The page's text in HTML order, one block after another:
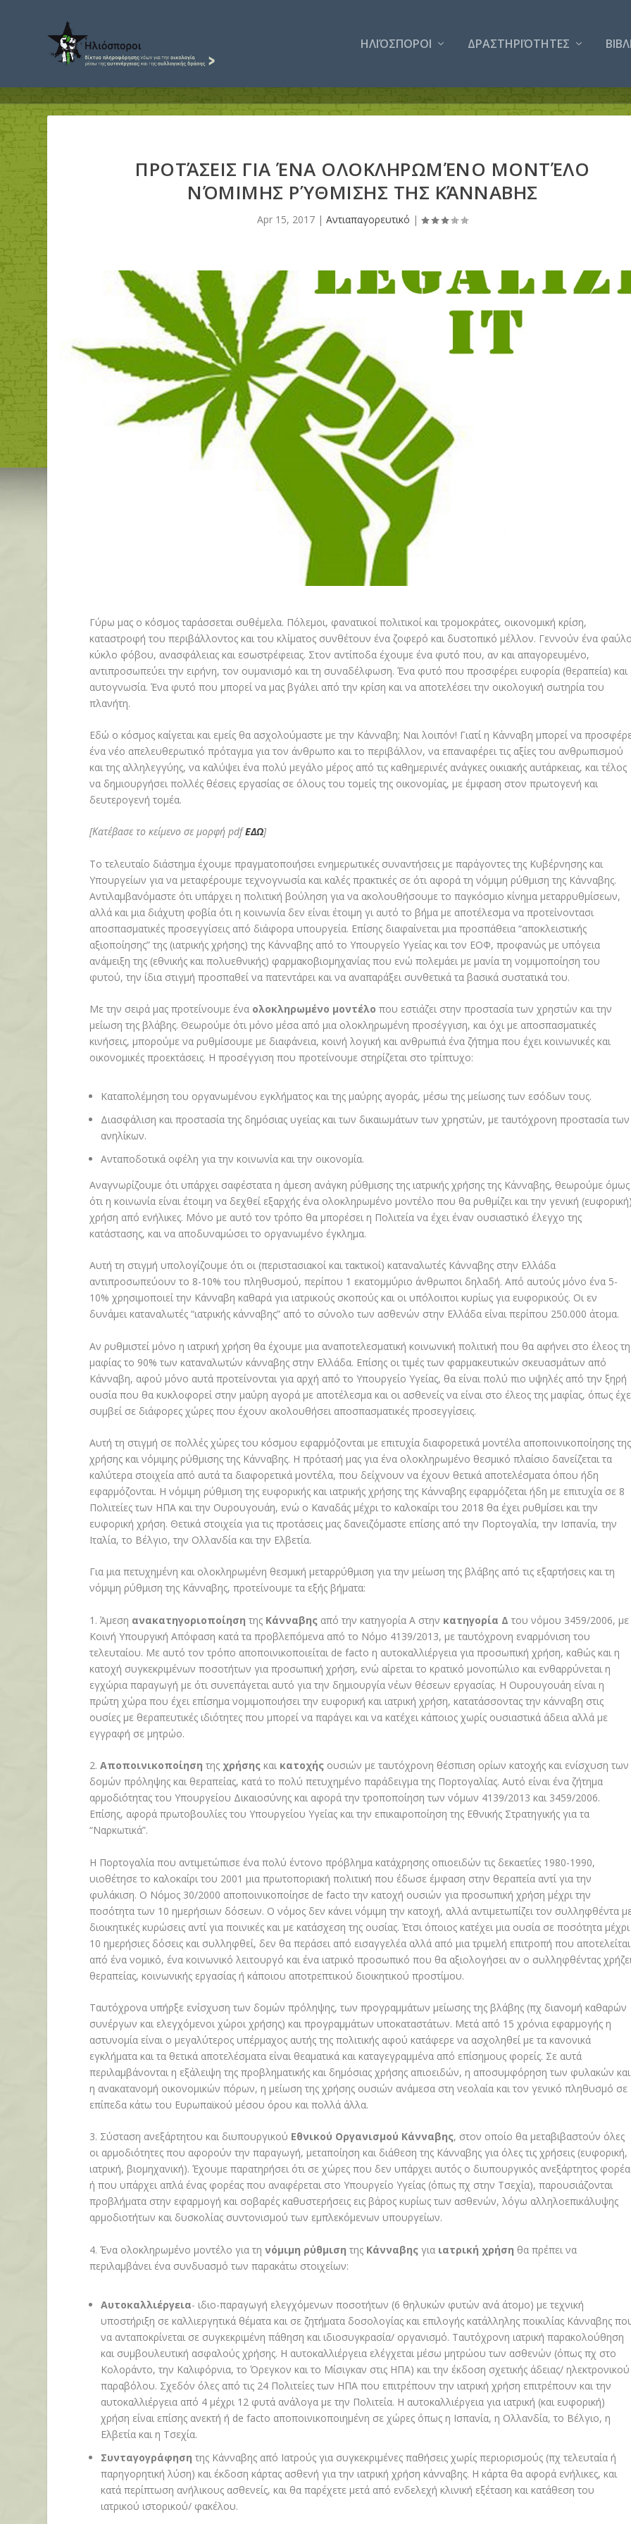
ΗΛΙΌΣΠΟΡΟΙ ΔΡΑΣΤΗΡΙΌΤΗΤΕΣ
ΠΡΟΤΆΣΕΙΣ ΓΙΑ ΈΝΑ ΟΛΟΚΛΗΡΩΜΈΝΟ ΜΟΝΤΈΛΟ
ΝΌΜΙΜΗΣ ΡΎΘΜΙΣΗΣ ΤΗΣ ΚΆΝΝΑΒΗΣ
Apr 15, 2017 |Αντιαπαγορευτικό |
Γύρω μας ο κόσμος ταράσσεται συθέμελα. Πόλεμοι, φανατικοί πολιτικοί και τρομοκράτες, οικονομική κρίση,
καταστροφή του περιβάλλοντος και του κλίματος συνθέτουν ένα ζοφερό και δυστοπικό μέλλον. Γεννούν ένα
κύκλο φόβου, ανασφάλειας και εσωστρέφειας. Στον αντίποδα έχουμε ένα φυτό που, αν και απαγορευμένο,
αντιπροσωπεύει την ειρήνη, τον ουμανισμό και τη συναδέλφωση. Ένα φυτό που προσφέρει ευφορία (θεραπεία) και
αυτογνωσία. Ένα φυτό που μπορεί να μας βγάλει από την κρίση και να αποτελέσει την οικολογική σωτηρία του
πλανήτη.
Εδώ ο κόσμος καίγεται και εμείς θα ασχολούμαστε με την Κάνναβη; Ναι λοιπόν! Γιατί η Κάνναβη μπορεί να
ένα νέο απελευθερωτικό πρόταγμα για τον άνθρωπο και το περιβάλλον, να επαναφέρει τις αξίες του ανθρωπισμού
και της αλληλεγγύης, να καλύψει ένα πολύ μεγάλο μέρος από τις καθημερινές ανάγκες οικιακής αυτάρκειας, και τέλος
να δημιουργήσει πολλές θέσεις εργασίας σε όλους του τομείς της οικονομίας, με έμφαση στον πρωτογενή και
δευτερογενή τομέα.
[Κατέβασε το κείμενο σε μορφή pdfΕΔΩ]
Το τελευταίο διάστημα έχουμε πραγματοποιήσει ενημερωτικές συναντήσεις με παράγοντες της Κυβέρνησης και
Υπουργείων για να μεταφέρουμε τεχνογνωσία και καλές πρακτικές σε ότι αφορά τη νόμιμη ρύθμιση της Κάνναβης.
Αντιλαμβανόμαστε ότι υπάρχει η πολιτική βούληση για να ακολουθήσουμε το παγκόσμιο κίνημα μεταρρυθμίσεων,
αλλά και μια διάχυτη φοβία ότι η κοινωνία δεν είναι έτοιμη γι αυτό το βήμα με αποτέλεσμα να προτείνοντασι
αποσπασματικές προσεγγίσεις από διάφορα υπουργεία. Επίσης διαφαίνεται μια προσπάθεια “αποκλειστικής
αξιοποίησης” της (ιατρικής χρήσης) της Κάνναβης από το Υπουργείο Υγείας και τον ΕΟΦ, προφανώς με υπόγεια
ανάμειξη της (εθνικής και πολυεθνικής) φαρμακοβιομηχανίας που ενώ πολεμάει με μανία τη νομιμοποίηση του
φυτού, την ίδια στιγμή προσπαθεί να πατεντάρει και να αναπαράξει συνθετικά τα βασικά συστατικά του.
Με την σειρά μας προτείνουμε ένα ολοκληρωμένο μοντέλο που εστιάζει στην προστασία των χρηστών και την
μείωση της βλάβης. Θεωρούμε ότι μόνο μέσα από μια ολοκληρωμένη προσέγγιση, και όχι με αποσπασματικές
κινήσεις, μπορούμε να ρυθμίσουμε με διαφάνεια, κοινή λογική και ανθρωπιά ένα ζήτημα που έχει κοινωνικές και
οικονομικές προεκτάσεις. Η προσέγγιση που προτείνουμε στηρίζεται στο τρίπτυχο:
Καταπολέμηση του οργανωμένου εγκλήματος και της μαύρης αγοράς, μέσω της μείωσης των εσόδων τους.
Διασφάλιση και προστασία της δημόσιας υγείας και των δικαιωμάτων των χρηστών, με ταυτόχρονη προστασία των
ανηλίκων.
Ανταποδοτικά οφέλη για την κοινωνία και την οικονομία.
Αναγνωρίζουμε ότι υπάρχει σαφέστατα η άμεση ανάγκη ρύθμισης της ιατρικής χρήσης της Κάνναβης, θεωρούμε όμως
ότι η κοινωνία είναι έτοιμη να δεχθεί εξαρχής ένα ολοκληρωμένο μοντέλο που θα ρυθμίζει και την γενική
χρήση από ενήλικες. Μόνο με αυτό τον τρόπο θα μπορέσει η Πολιτεία να έχει έναν ουσιαστικό έλεγχο της
κατάστασης, και να αποδυναμώσει το οργανωμένο έγκλημα.
Αυτή τη στιγμή υπολογίζουμε ότι οι (περιστασιακοί και τακτικοί) καταναλωτές Κάνναβης στην Ελλάδα
αντιπροσωπεύουν το 8-10% του πληθυσμού, περίπου 1 εκατομμύριο άνθρωποι δηλαδή. Από αυτούς μόνο ένα 5-
10% χρησιμοποιεί την Κάνναβη καθαρά για ιατρικούς σκοπούς και οι υπόλοιποι κυρίως για ευφορικούς. Οι εν
δυνάμει καταναλωτές “ιατρικής κάνναβης” από το σύνολο των ασθενών στην Ελλάδα είναι περίπου 250.000 άτομα.
Αν ρυθμιστεί μόνο η ιατρική χρήση θα έχουμε μια αναποτελεσματική κοινωνική πολιτική που θα αφήνει στο έλεος
μαφίας το 90% των καταναλωτών κάνναβης στην Ελλάδα. Επίσης οι τιμές των φαρμακευτικών σκευασμάτων από
Κάνναβη, αφού μόνο αυτά προτείνονται για αρχή από το Υπουργείο Υγείας, θα είναι πολύ πιο υψηλές από την ξηρή
ουσία που θα κυκλοφορεί στην μαύρη αγορά με αποτέλεσμα και οι ασθενείς να είναι στο έλεος της μαφίας, όπως
συμβεί σε διάφορες χώρες που έχουν ακολουθήσει αποσπασματικές προσεγγίσεις.
Αυτή τη στιγμή σε πολλές χώρες του κόσμου εφαρμόζονται με επιτυχία διαφορετικά μοντέλα αποποινικοποίησης της
χρήσης και νόμιμης ρύθμισης της Κάνναβης. Η πρότασή μας για ένα ολοκληρωμένο θεσμικό πλαίσιο δανείζεται τα
καλύτερα στοιχεία από αυτά τα διαφορετικά μοντέλα, που δείχνουν να έχουν θετικά αποτελέσματα όπου ήδη
εφαρμόζονται. Η νόμιμη ρύθμιση της ευφορικής και ιατρικής χρήσης της Κάνναβης εφαρμόζεται ήδη με επιτυχία σε 8
Πολιτείες των ΗΠΑ και την Ουρουγουάη, ενώ ο Καναδάς μέχρι το καλοκαίρι του 2018 θα έχει ρυθμίσει και την
ευφορική χρήση. Θετικά στοιχεία για τις προτάσεις μας δανειζόμαστε επίσης από την Πορτογαλία, την Ισπανία, την
Ιταλία, το Βέλγιο, την Ολλανδία και την Ελβετία.
Για μια πετυχημένη και ολοκληρωμένη θεσμική μεταρρύθμιση για την μείωση της βλάβης από τις εξαρτήσεις και τη
νόμιμη ρύθμιση της Κάνναβης, προτείνουμε τα εξής βήματα:
1. Άμεση ανακατηγοριοποίηση της Κάνναβης από την κατηγορία Α στην κατηγορία Δ του νόμου 3459/2006, με
Κοινή Υπουργική Απόφαση κατά τα προβλεπόμενα από το Νόμο 4139/2013, με ταυτόχρονη εναρμόνιση του
τελευταίου. Με αυτό τον τρόπο αποποινικοποιείται de facto η αυτοκαλλιέργεια για προσωπική χρήση, καθώς και η
κατοχή συγκεκριμένων ποσοτήτων για προσωπική χρήση, ενώ αίρεται το κρατικό μονοπώλιο και ενθαρρύνεται η
εγχώρια παραγωγή με ότι συνεπάγεται αυτό για την δημιουργία νέων θέσεων εργασίας. Η Ουρουγουάη είναι η
πρώτη χώρα που έχει επίσημα νομιμοποιήσει την ευφορική και ιατρική χρήση, κατατάσσοντας την κάνναβη στις
ουσίες με θεραπευτικές ιδιότητες που μπορεί να παράγει και να κατέχει κάποιος χωρίς ουσιαστικά άδεια αλλά με
εγγραφή σε μητρώο.
2.Αποποινικοποίηση της χρήσης και κατοχής ουσιών με ταυτόχρονη θέσπιση ορίων κατοχής και ενίσχυση των
δομών πρόληψης και θεραπείας, κατά το πολύ πετυχημένο παράδειγμα της Πορτογαλίας. Αυτό είναι ένα ζήτημα
αρμοδιότητας του Υπουργείου Δικαιοσύνης και αφορά την τροποποίηση των νόμων 4139/2013 και 3459/2006.
Επίσης, αφορά πρωτοβουλίες του Υπουργείου Υγείας και την επικαιροποίηση της Εθνικής Στρατηγικής για τα
“Ναρκωτικά”.
Η Πορτογαλία που αντιμετώπισε ένα πολύ έντονο πρόβλημα κατάχρησης οπιοειδών τις δεκαετίες 1980-1990,
υιοθέτησε το καλοκαίρι του 2001 μια πρωτοποριακή πολιτική που έδωσε έμφαση στην θεραπεία αντί για την
φυλάκιση. Ο Νόμος 30/2000 αποποινικοποίησε de factoτην κατοχή ουσιών για προσωπική χρήση μέχρι την
ποσότητα των 10 ημερήσιων δόσεων. Ο νόμος δεν κάνει νόμιμη την κατοχή, αλλά αντιμετωπίζει τον συλληφθέντα
διοικητικές κυρώσεις αντί για ποινικές και με κατάσχεση της ουσίας. Έτσι όποιος κατέχει μια ουσία σε ποσότητα μέχρι
10 ημερήσιες δόσεις και συλληφθεί, δεν θα περάσει από εισαγγελέα αλλά από μια τριμελή επιτροπή που αποτελείται
από ένα νομικό, ένα κοινωνικό λειτουργό και ένα ιατρικό προσωπικό που θα αξιολογήσει αν ο συλληφθέντας
θεραπείας, κοινωνικής εργασίας ή κάποιου αποτρεπτικού διοικητικού προστίμου.
Ταυτόχρονα υπήρξε ενίσχυση των δομών πρόληψης, των προγραμμάτων μείωσης της βλάβης (πχ διανομή καθαρών
συνέργων και ελεγχόμενοι χώροι χρήσης) και προγραμμάτων υποκαταστάτων. Μετά από 15 χρόνια εφαρμογής η
αστυνομία είναι ο μεγαλύτερος υπέρμαχος αυτής της πολιτικής αφού κατάφερε να ασχοληθεί με τα κανονικά
εγκλήματα και τα θετικά αποτελέσματα είναι θεαματικά και καταγεγραμμένα από επίσημους φορείς. Σε αυτά
περιλαμβάνονται η εξάλειψη της προβληματικής και δημόσιας χρήσης απιοειδών, η αποσυμφόρηση των φυλακών και
η ανακατανομή οικονομικών πόρων, η μείωση της χρήσης ουσιών ανάμεσα στη νεολαία και τον γενικό πληθυσμό σε
επίπεδα κάτω του Ευρωπαϊκού μέσου όρου και πολλά άλλα.
3. Σύσταση ανεξάρτητου και διυπουργικού Εθνικού Οργανισμού Κάνναβης, στον οποίο θα μεταβιβαστούν όλες
οι αρμοδιότητες που αφορούν την παραγωγή, μεταποίηση και διάθεση της Κάνναβης για όλες τις χρήσεις (ευφορική,
ιατρική, βιομηχανική). Έχουμε παρατηρήσει ότι σε χώρες που δεν υπάρχει αυτός ο διυπουργικός ανεξάρτητος
ή που υπάρχει απλά ένας φορέας που αναφέρεται στο Υπουργείο Υγείας (όπως πχ στην Τσεχία), παρουσιάζονται
προβλήματα στην εφαρμογή και σοβαρές καθυστερήσεις εις βάρος κυρίως των ασθενών, λόγω αλληλοεπικάλυψης
αρμοδιοτήτων και δυσκολίας συντονισμού των εμπλεκόμενων υπουργείων.
4. Ένα ολοκληρωμένο μοντέλο για τηνόμιμη ρύθμιση της Κάνναβης για ιατρική χρήση θα πρέπει να
περιλαμβάνει ένα συνδυασμό των παρακάτω στοιχείων:
Αυτοκαλλιέργεια- ιδιο-παραγωγή ελεγχόμενων ποσοτήτων (6 θηλυκών φυτών ανά άτομο) με τεχνική
υποστήριξη σε καλλιεργητικά θέματα και σε ζητήματα δοσολογίας και επιλογής κατάλληλης ποικιλίας Κάνναβης
να ανταποκρίνεται σε συγκεκριμένη πάθηση και ιδιοσυγκρασία/ οργανισμό. Ταυτόχρονη ιατρική παρακολούθηση
και συμβουλευτική ασφαλούς χρήσης. Η αυτοκαλλιέργεια ελέγχεται μέσω μητρώου των ασθενών (όπως πχ στο
Κολοράντο, την Καλιφόρνια, το Όρεγκον και το Μίσιγκαν στις ΗΠΑ) και την έκδοση σχετικής άδειας/ ηλεκτρονικού
παραβόλου. Σχεδόν όλες από τις 24 Πολιτείες των ΗΠΑ που επιτρέπουν την ιατρική χρήση επιτρέπουν και την
αυτοκαλλιέργεια από 4 μέχρι 12 φυτά ανάλογα με την Πολιτεία. Η αυτοκαλλιέργεια για ιατρική (και ευφορική)
χρήση είναι επίσης ανεκτή ή de facto αποποινικοποιημένη σε χώρες όπως η Ισπανία, η Ολλανδία, το Βέλγιο, η
Ελβετία και η Τσεχία.
Συνταγογράφησητης Κάνναβης από Ιατρούς για συγκεκριμένες παθήσεις χωρίς περιορισμούς (πχ τελευταία ή
παρηγορητική λύση) και έκδοση κάρτας ασθενή για την ιατρική χρήση κάνναβης. Η κάρτα θα αφορά ενήλικες, και
κατά περίπτωση ανήλικους ασθενείς, και θα παρέχετε μετά από ενδελεχή κλινική εξέταση και κατάθεση του
ιατρικού ιστορικού/ φακέλου.